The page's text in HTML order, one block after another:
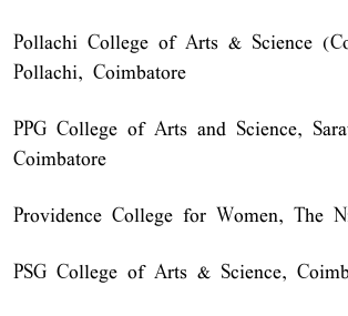
Pollachi College of Arts & Science
Pollachi, Coimbatore
PPG College of Arts and Science,
Coimbatore
Providence College for Women, The
PSG College of Arts & Science,